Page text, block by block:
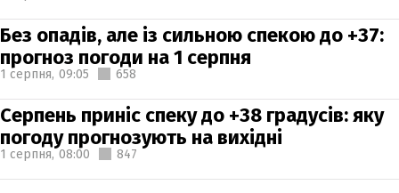
Без опадів, але із сильною спекою до +37:
прогноз погоди на 1 серпня
1 серпня, 09:05 658
Серпень приніс спеку до +38 градусів: яку
погоду прогнозують на вихідні
1 серпня, 08:00 847